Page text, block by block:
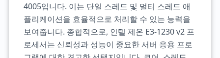
4005입니다. 이는 단일 스레드 및 멀티 스레드 애
플리케이션을 효율적으로 처리할 수 있는 능력을
보여줍니다. 종합적으로, 인텔 제온 E3-1230 v2 프
로세서는 신뢰성과 성능이 중요한 서버 응용 프로